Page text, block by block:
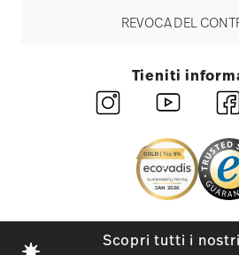
REVOCA DEL
Tieniti
Scopri tutti i